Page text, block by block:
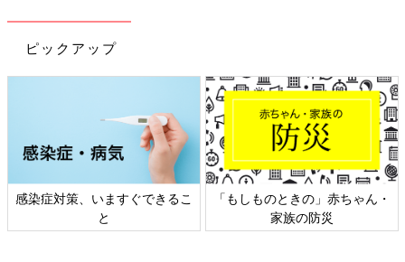
ピックアップ
感染症対策、いますぐできるこ
と
「もしものときの」赤ちゃん・
家族の防災